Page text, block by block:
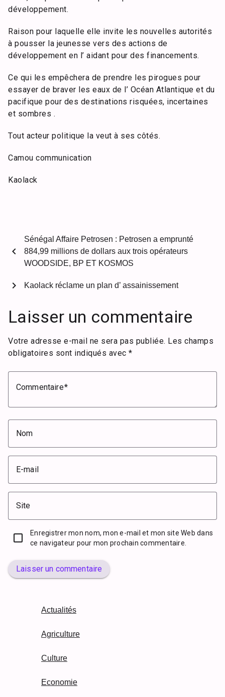
développement.
Raison pour laquelle elle invite les nouvelles autorités
à pousser la jeunesse vers des actions de
développement en l’ aidant pour des financements.
Ce qui les empêchera de prendre les pirogues pour
essayer de braver les eaux de l’ Océan Atlantique et du
pacifique pour des destinations risquées, incertaines
et sombres .
Tout acteur politique la veut à ses côtés.
Camou communication
Kaolack
chevron_left
Sénégal Affaire Petrosen : Petrosen a emprunté
884,99 millions de dollars aux trois opérateurs
WOODSIDE, BP ET KOSMOS
Kaolack réclame un plan d’ assainissement
chevron_right
Laisser un commentaire
Votre adresse e-mail ne sera pas publiée. Les champs
obligatoires sont indiqués avec *
Commentaire
Nom
E-mail
Site
Enregistrer mon nom, mon e-mail et mon site Web dans
ce navigateur pour mon prochain commentaire.
Laisser un commentaire
Actualités
Agriculture
Culture
Economie